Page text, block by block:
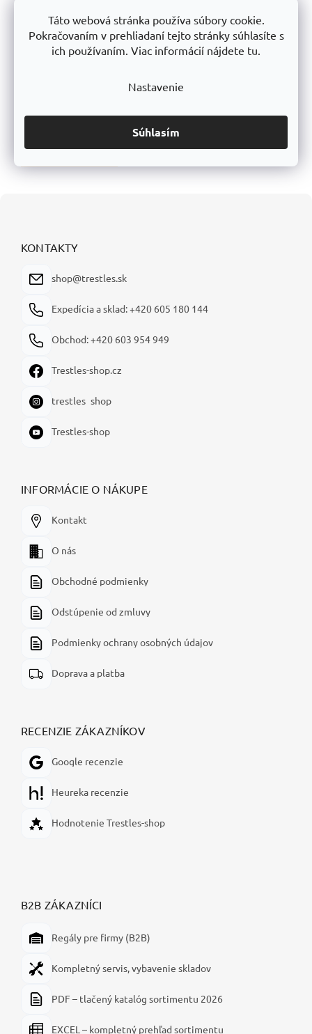
Táto webová stránka používa súbory cookie.
Pokračovaním v prehliadaní tejto stránky súhlasíte s
ich používaním. Viac informácií nájdete tu.
Nastavenie
Súhlasím
vlastnosti:
Šírka rolky 100 mm,
otvor pre držiak 6 mm,
materiál syntetický PAC,
valček, držiak, zásobník.
KONTAKTY
shop@trestles.sk
Expedícia a sklad: +420 605 180 144
Obchod: +420 603 954 949
Trestles-shop.cz
trestles_shop
Trestles-shop
INFORMÁCIE O NÁKUPE
Kontakt
O nás
Obchodné podmienky
Odstúpenie od zmluvy
Podmienky ochrany osobných údajov
Doprava a platba
RECENZIE ZÁKAZNÍKOV
Google recenzie
Heureka recenzie
Hodnotenie Trestles-shop
B2B ZÁKAZNÍCI
Regály pre firmy (B2B)
Kompletný servis, vybavenie skladov
PDF – tlačený katalóg sortimentu 2026
EXCEL – kompletný prehľad sortimentu